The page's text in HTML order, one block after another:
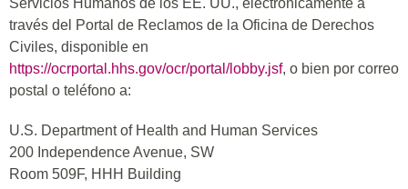
Servicios Humanos de los EE. UU., electrónicamente a
través del Portal de Reclamos de la Oficina de Derechos
Civiles, disponible en
https://ocrportal.hhs.gov/ocr/portal/lobby.jsf, o bien por correo
postal o teléfono a:
U.S. Department of Health and Human Services
200 Independence Avenue, SW
Room 509F, HHH Building